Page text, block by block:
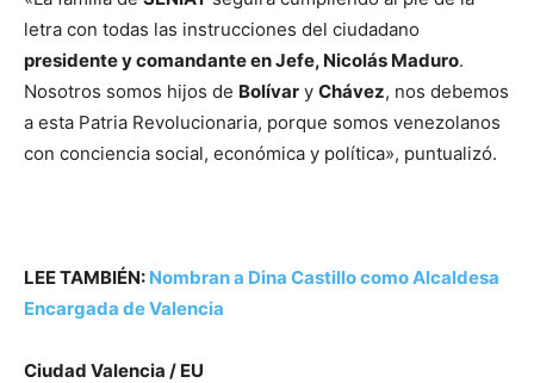
letra con todas las instrucciones del ciudadano
presidente y comandante en Jefe, Nicolás Maduro.
Nosotros somos hijos de Bolívar y Chávez, nos debemos
a esta Patria Revolucionaria, porque somos venezolanos
con conciencia social, económica y política», puntualizó.
LEE TAMBIÉN: Nombran a Dina Castillo como Alcaldesa
Encargada de Valencia
Ciudad Valencia / EU